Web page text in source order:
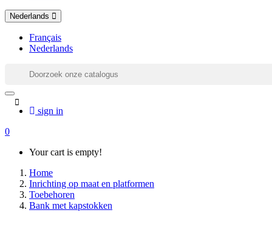
Nederlands
Français
Nederlands
sign in
0
Your cart is empty!
Home
Inrichting op maat en platformen
Toebehoren
Bank met kapstokken